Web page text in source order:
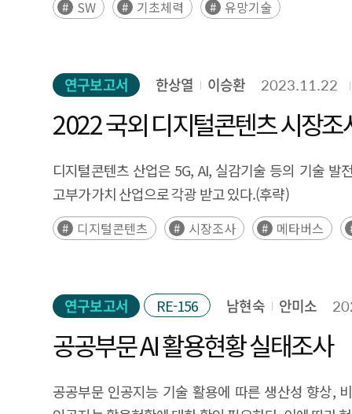
위치하였다. 광역자치단체에서는 경기도(229건), 서
기업구분에 따라 나누어 살펴보면, 대기업(98억원),
진행되고 있음을 알 수 있다. 나. 사례분석 인공지능
최종적으로 4개의 사례(한국고용정보원, 대검찰청,
초기 연구부터 정보화계획, 단계별 구축을 통해 점
진행에 주도적인 리더십을 발휘할 수 있었다. 이들은
소통을 위해 AI 도입을 위한 ISMP 같은 프로토콜이 필
개발이나 시스템/서비스 구축 시 데이터 클린징에 대
종합하여 도출한 국내 공공부문 인공지능 활용을 촉
최대한 많이 적용해 인공지능 활용을 확대해야 한다.
전략적으로 국가 R&D 투자를 대폭 확대하는 방향으로
전략성 강화를 위한 방안을 다음과 같이 제시하였다.
현황과 산업계 인식·수요를 비교하는 포트폴리오 분석
기술, ‘강화학습 기술’ 등 산업 활용도·수용성 측면
전략적으로 해당 분야의 육성을 위해 국가 R&D 투자
체계를 강화하는 것이다. 글로벌 AI 기술패권 경쟁에
촉진하는 데 대한 실효성 있는 정책 및 R&D 투자전
영역별 중요성 정도 및 파급효과를 평가하는 요소로
이러한 결과는 국내 기업들이 기술 자체의 우수성과
기업들이 참조할 수 있는 AI 도입 성공 사례들을 발
넘어서서 다양한 국내·외 사례들을 확보하기 위해 관
기여하고 있다. 실제로 IT 분야의 시가 총액 10위 이
기업의 시가 총액이 폐쇄형 SW 기업의 시가 총액을
부가가치 라이브러리 모델로 크게 분류할 수 있으며,
오픈소스 사업화 단계는 3단계(프로젝트 -> 제품화
오픈소스 생태계가 빠르게 성장하며 기업들에게 영
유럽에서는 2018년 EU 경제에 미치는 오픈소스의
파운드로 추정하였다. 미국에서는 아파치 재단의 아
추정하였다. 이와 같이 오픈소스는 국가 경제, 기술
오픈소스 전문기업 현황 분석을 위해 크런치베이스
전문기업 현황을 분석하였다. [그림 2] 연도별 오픈소
있었다. 특히 2000년대에 오픈소스 전문기업의 수가
초과할 정도로 시장에서 큰 영향력을 발휘하고 있지
가지고 있었고, 많은 데이터들의 자료가 제공되지
대한 조작적 정의를 기술 이전법 제 2조에 정의된 기
분석하였으며, 국내 SW기업의 SW해외진출 관리자
그러므로 제3장에서는 디지털통상규범에서 SW기
속한 베트남, 인도네시아, 말레이시아의 아세안 3개
시사점을 도출하였다. 4. 연구 내용 및 결과 □ 글로
중심으로한 글로벌 시장 편중 현상이 발생하고 있
소셜데이터 기반 SW 수출 트렌드 변화 분석 및 SW
글로벌 시장의 경우 미국 SW시장의 영향력 및 빅
산업계 SW수요 구조를 보였다. 또한, 진출국별 SW
패키지SW보다 크게 높은 국가가 존재하는 것을 확
국가별 SW수요 및 잠재력이 다른 상황에서 해외진
활동이 진출활동 자체에서도 더욱 중요하게 자리잡
느끼지 않을 수 있도록 정부, 지자체의 전폭적인 정
전략적으로 매우 중요한 요소로 인식되지만, 대부분
심화시대에 SW의 중요성과 SW유망기술 발굴의 필
특성을 설명하고, 유망기술 발굴이 기업 경쟁력에 미
제4장에서는 특허 데이터와 소프트웨어 산업 연계
유망기술을 정리하고, 제6장에서는 정책적 시사점
병행하였다. 첫째, 국내외 연구논문, 연구보고서,
인터뷰를 통해 기술 후보군 검증과 신뢰성 확보, 연
사용하여 R 프로그램을 통해 유망분야 및 기술을 도
패키지SW가 7개, IT서비스 7개, 인터넷SW 10개 등
조사한 결과를 바탕으로 제시하였다. 이 기술들은 데
확장현실 기술 등이 플레이어의 몰입감과 상호작
SW 기초체력 유망기술
연구보고서 한상열 이승환 2023.11.22
2022 국외 디지털콘텐츠 시장조
디지털콘텐츠 산업은 5G, AI, 실감기술 등의 기술
고부가가치 산업으로 각광 받고 있다.(후략)
디지털콘텐츠 시장조사 메타버스
연구보고서 RE-156 남현숙 안미소
공공부문 AI 활용현황 실태조사
공공부문 인공지능 기술 활용에 따른 생산성 향상,